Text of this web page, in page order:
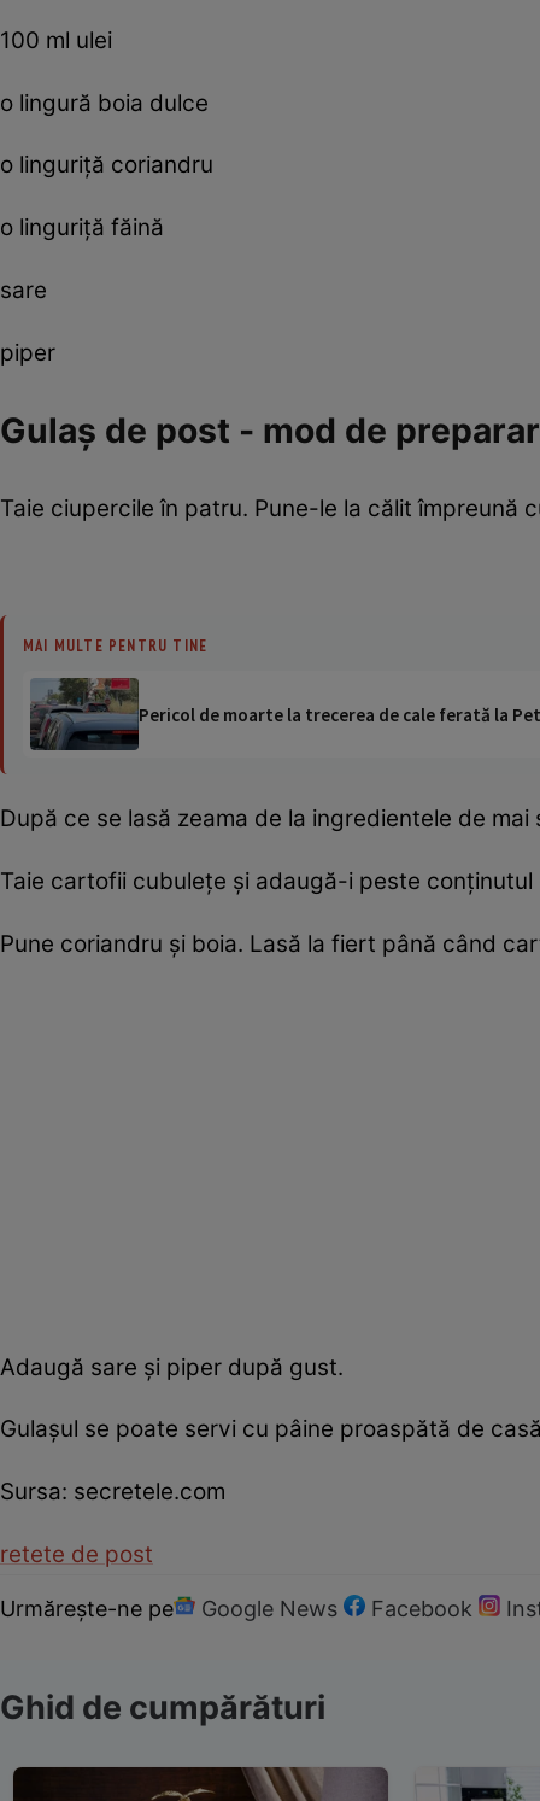
100 ml ulei
o lingură boia dulce
o linguriţă coriandru
o linguriţă făină
sare
piper
Gulaş de post - mod de
Taie ciupercile în patru. Pune-le la călit împreună
MAI MULTE PENTRU TINE
Pericol de moarte la trecerea de cale ferată la
După ce se lasă zeama de la ingredientele de
Taie cartofii cubuleţe şi adaugă-i peste conţinutul
Pune coriandru şi boia. Lasă la fiert până când
Adaugă sare şi piper după gust.
Gulaşul se poate servi cu pâine proaspătă de
Sursa: secretele.com
retete de post
Urmărește-ne pe Google News Facebook
Ghid de cumpărături